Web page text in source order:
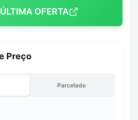
OFERTA
Preço
Parcelado